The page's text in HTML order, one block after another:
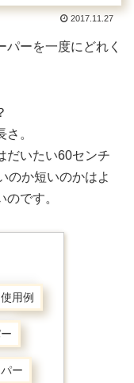
2017.11.27
ーを一度にどれく
。
だいたい60センチ
のか短いのかはよ
です。
用例
ー